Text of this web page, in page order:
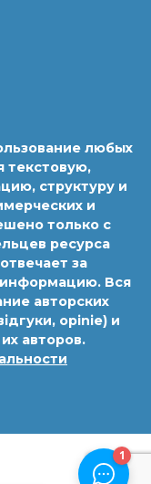
любых
текстовую,
структуру и
и
только с
ресурса
за
Вся
авторских
opinie) и
авторов.